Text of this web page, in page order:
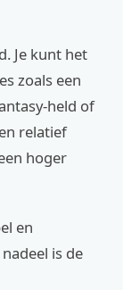
Je kunt het
zoals een
held of
relatief
hoger
en
is de